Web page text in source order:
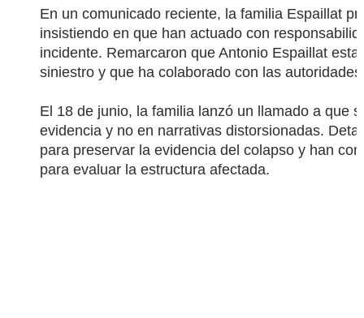
En un comunicado reciente, la familia Espaillat
insistiendo en que han actuado con
incidente. Remarcaron que Antonio Espaillat
siniestro y que ha colaborado con las
El 18 de junio, la familia lanzó un llamado a que
evidencia y no en narrativas distorsionadas.
para preservar la evidencia del colapso y han
para evaluar la estructura afectada.